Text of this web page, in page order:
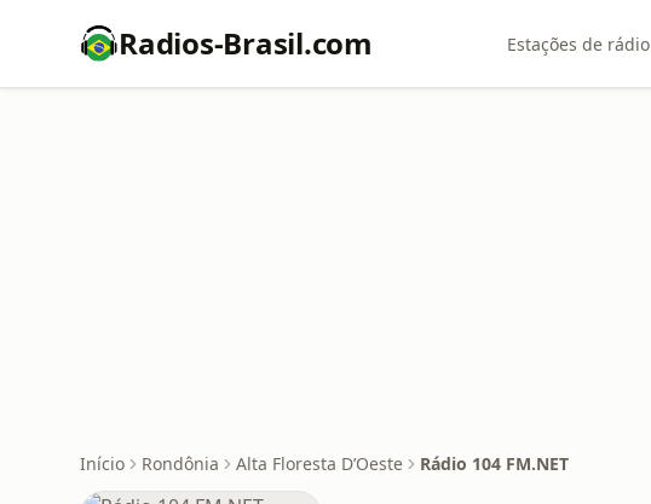
Radios-Brasil.com Estações de rádio
Início Rondônia Alta Floresta D’Oeste Rádio 104 FM.NET